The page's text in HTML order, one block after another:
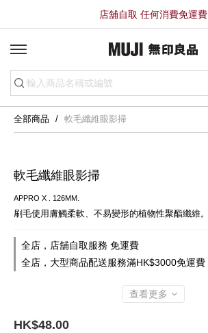
店舖自取 任何消費免運費
全部商品 軟毛纖維眼影掃
軟毛纖維眼影掃
APPRO X . 126MM.
刷毛使用膚觸柔軟、不易變形的植物性聚酯纖維。
全店，店舖自取服務 免運費
全店，大型商品配送服務滿HK$3000免運費
查看更多
HK$48.00